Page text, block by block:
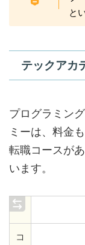
と
テックアカ
プログラミン
ミーは、料金
転職コースが
います。
コ